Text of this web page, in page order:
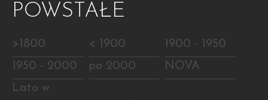
POWSTAŁE
>1800 < 1900
1900 - 1950
1950 - 2000
po 2000
NOVA
Lato w